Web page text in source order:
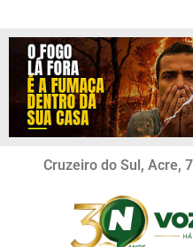
Cruzeiro do Sul, Acre,